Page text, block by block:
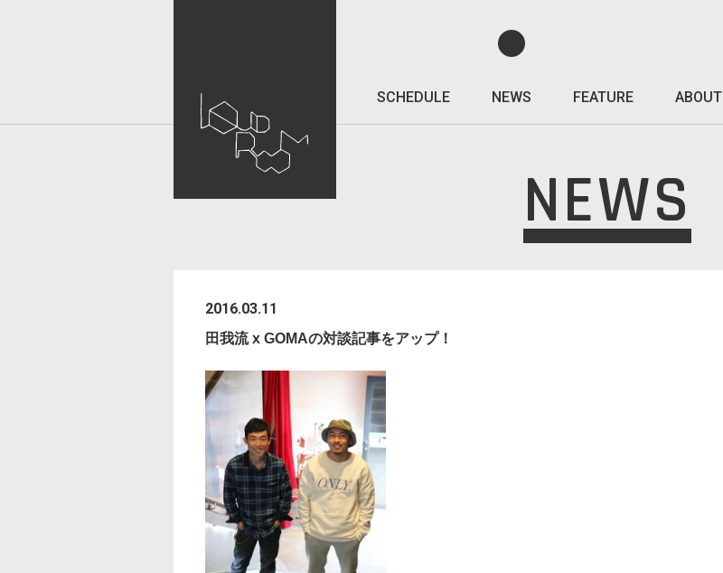
SCHEDULE NEWS FEATURE ABOUT
NEWS
2016.03.11
田我流 x GOMAの対談記事をアップ！